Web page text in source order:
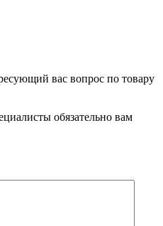
вас вопрос по товару
обязательно вам